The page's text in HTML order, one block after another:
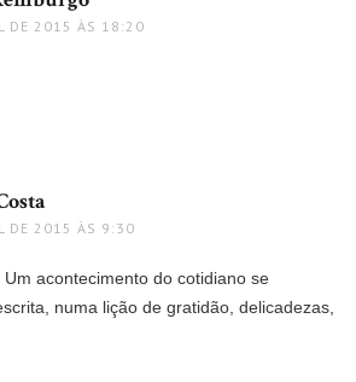
DE 2015 ÀS 18:20
DE 2015 ÀS 9:30
acontecimento do cotidiano se
numa lição de gratidão, delicadezas,